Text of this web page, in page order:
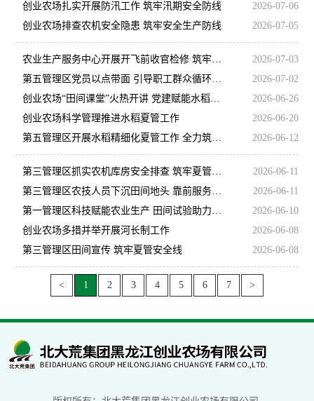
创业农场扎实开展防汛工作 筑牢汛期安全防线
2026-07-06
创业农场排查农机安全隐患 筑牢安全生产防线
2026-07-05
农业生产服务中心开展开飞前收官检修 筑牢航化安全防线
2026-07-03
第五管理区党员以点带面 引导职工群众循环利用助力绿色生产
2026-07-02
创业农场“田间课堂”火热开讲 党建赋能水稻管护
2026-06-26
创业农场科学管理推进水稻夏管工作
2026-06-20
第五管理区开展水稻精细化夏管工作 全力筑牢粮食丰产根基
2026-06-12
第三管理区抓实农机库房安全排查 筑牢夏管生产安全防线
2026-06-11
第三管理区农技人员下沉田间地头 靠前服务抓实夏管助力提质增效
2026-06-11
第一管理区科技赋能农业生产 田间试验助力水稻提质增效
2026-06-10
创业农场多措并举开展河长制工作
2026-06-08
第三管理区田间宣传 筑牢夏管安全线
2026-06-08
< 1 2 3 4 5 6 7 >